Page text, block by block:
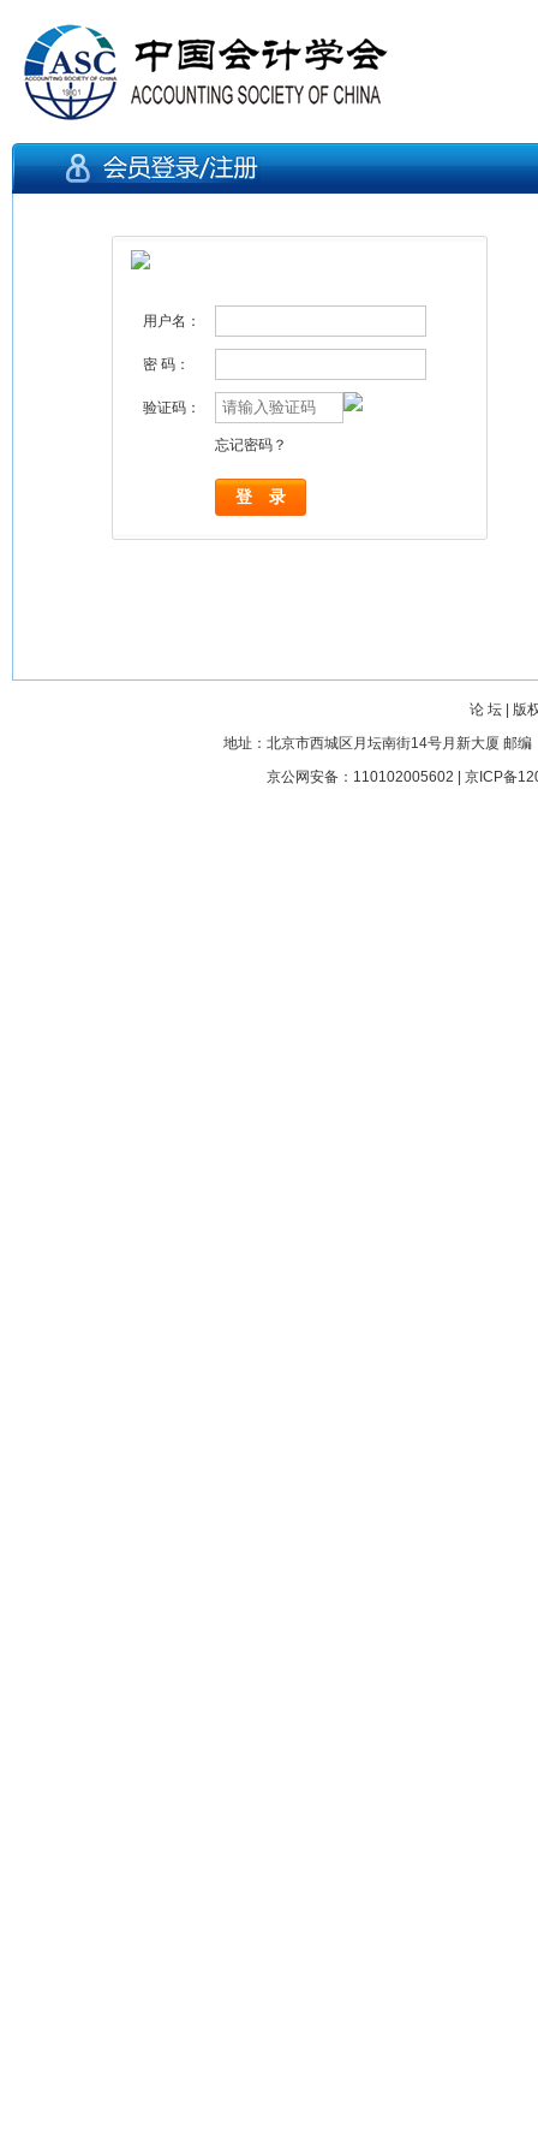
用户名：
密 码：
验证码：
忘记密码？
论 坛
版
地址：北京市西城区月坛南街14号月新大厦 邮
京公网安备：110102005602 | 京ICP备